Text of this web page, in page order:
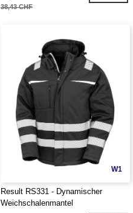
38,43 CHF
W1
Result RS331 - Dynamischer
Weichschalenmantel